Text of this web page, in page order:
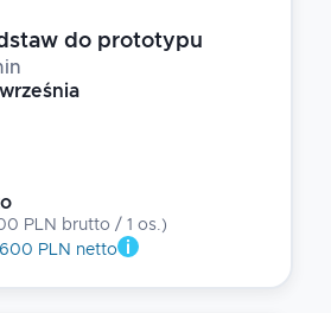
do prototypu
PLN brutto / 1 os.)
PLN netto